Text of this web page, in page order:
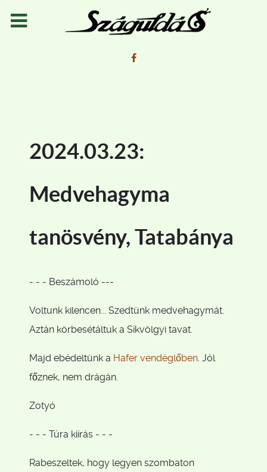
2024.03.23:
Medvehagyma
tanösvény, Tatabánya
- - - Beszámoló ---
Voltunk kilencen... Szedtünk medvehagymát.
Aztán körbesétáltuk a Síkvölgyi tavat.
Majd ebédeltünk a Hafer vendéglőben. Jól
főznek, nem drágán.
Zotyó
- - - Túra kiírás - - -
Rabeszeltek, hogy legyen szombaton